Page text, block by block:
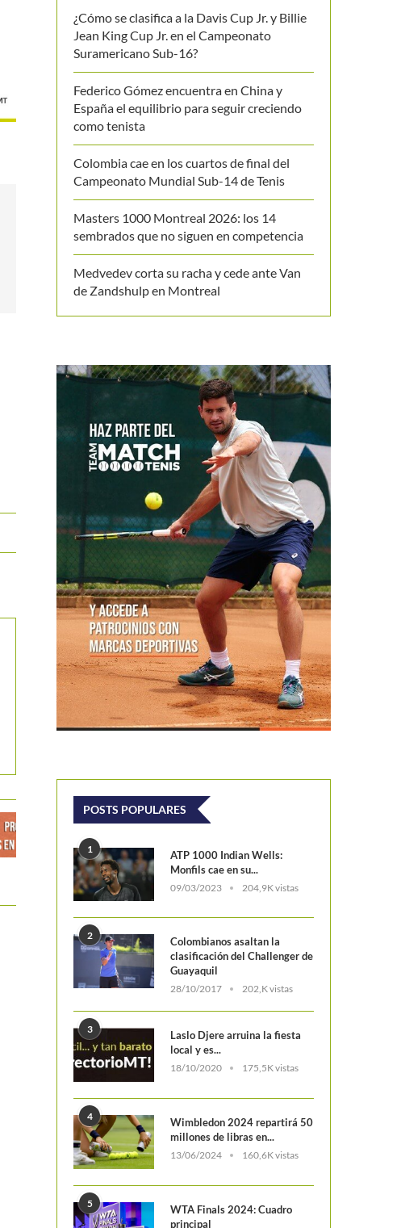
Una visita especial
Nadal y una maldición que
¿Cómo se clasifica a la Davis Cup Jr. y Billie
Jean King Cup Jr. en el Campeonato
Suramericano Sub-16?
Federico Gómez encuentra en China y
España el equilibrio para seguir creciendo
como tenista
Colombia cae en los cuartos de final del
Campeonato Mundial Sub-14 de Tenis
Masters 1000 Montreal 2026: los 14
sembrados que no siguen en competencia
Medvedev corta su racha y cede ante Van
de Zandshulp en Montreal
POSTS POPULARES
1
ATP 1000 Indian Wells:
Monfils cae en su...
09/03/2023 204,9K vistas
2
Colombianos asaltan la
clasificación del Challenger de
Guayaquil
28/10/2017 202,K vistas
3
Laslo Djere arruina la fiesta
local y es...
18/10/2020 175,5K vistas
4
Wimbledon 2024 repartirá 50
millones de libras en...
13/06/2024 160,6K vistas
5
WTA Finals 2024: Cuadro
principal